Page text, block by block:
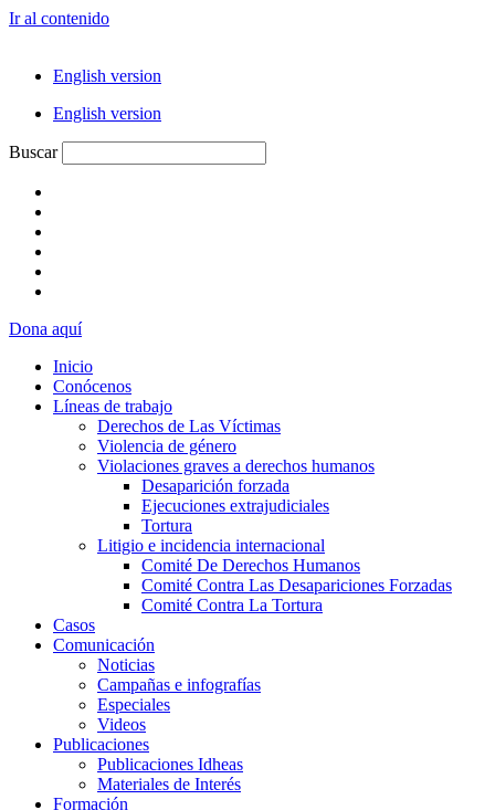
Ir al contenido
English version
English version
Buscar
Dona aquí
Inicio
Conócenos
Líneas de trabajo
Derechos de Las Víctimas
Violencia de género
Violaciones graves a derechos humanos
Desaparición forzada​
Ejecuciones extrajudiciales
Tortura
Litigio e incidencia internacional
Comité De Derechos Humanos​
Comité Contra Las Desapariciones Forzadas
Comité Contra La Tortura​
Casos
Comunicación
Noticias
Campañas e infografías
Especiales
Videos
Publicaciones
Publicaciones Idheas
Materiales de Interés
Formación